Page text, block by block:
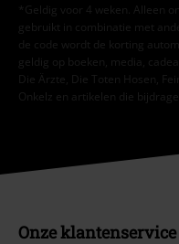
*Geldig voor 4 weken. Alleen
gebruikt in combinatie met
de code wordt de korting
geldig op boeken, media,
Die Ärzte, Die Toten Hosen,
Onkelz en artikelen die
Onze